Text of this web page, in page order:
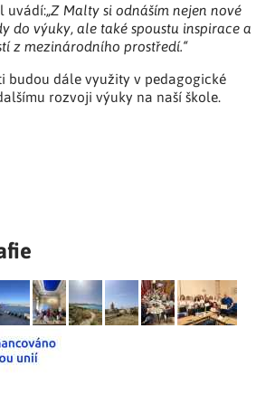
uvádí:„Z Malty si odnáším nejen nové
do výuky, ale také spoustu inspirace a
z mezinárodního prostředí.“
budou dále využity v pedagogické
rozvoji výuky na naší škole.